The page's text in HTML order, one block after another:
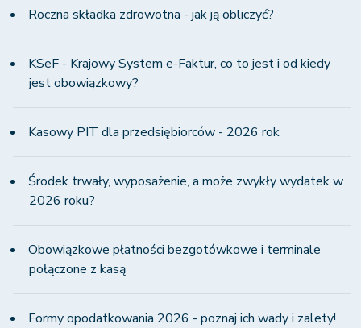
Roczna składka zdrowotna - jak ją obliczyć?
KSeF - Krajowy System e-Faktur, co to jest i od kiedy
jest obowiązkowy?
Kasowy PIT dla przedsiębiorców - 2026 rok
Środek trwały, wyposażenie, a może zwykły wydatek w
2026 roku?
Obowiązkowe płatności bezgotówkowe i terminale
połączone z kasą
Formy opodatkowania 2026 - poznaj ich wady i zalety!